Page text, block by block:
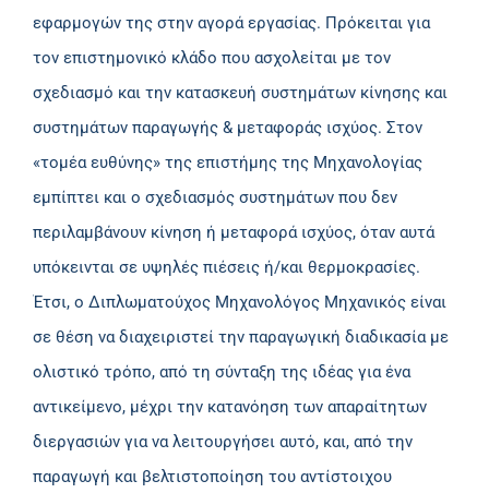
εφαρμογών της στην αγορά εργασίας. Πρόκειται για
τον επιστημονικό κλάδο που ασχολείται με τον
σχεδιασμό και την κατασκευή συστημάτων κίνησης και
συστημάτων παραγωγής & μεταφοράς ισχύος. Στον
«τομέα ευθύνης» της επιστήμης της Μηχανολογίας
εμπίπτει και ο σχεδιασμός συστημάτων που δεν
περιλαμβάνουν κίνηση ή μεταφορά ισχύος, όταν αυτά
υπόκεινται σε υψηλές πιέσεις ή/και θερμοκρασίες.
Έτσι, ο Διπλωματούχος Μηχανολόγος Μηχανικός είναι
σε θέση να διαχειριστεί την παραγωγική διαδικασία με
ολιστικό τρόπο, από τη σύνταξη της ιδέας για ένα
αντικείμενο, μέχρι την κατανόηση των απαραίτητων
διεργασιών για να λειτουργήσει αυτό, και, από την
παραγωγή και βελτιστοποίηση του αντίστοιχου